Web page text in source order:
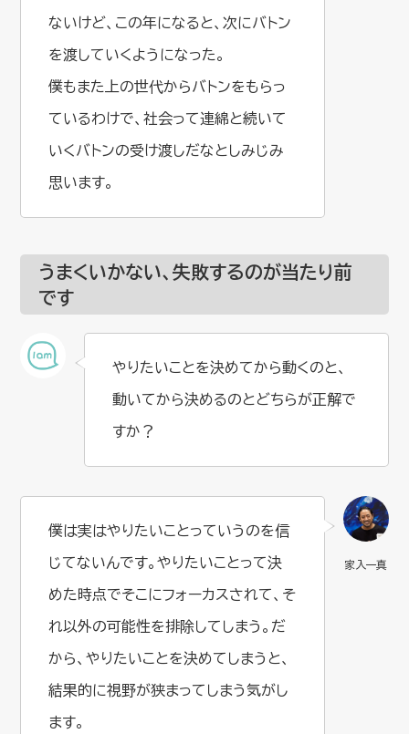
ないけど、この年になると、次にバトン
を渡していくようになった。
僕もまた上の世代からバトンをもらっ
ているわけで、社会って連綿と続いて
いくバトンの受け渡しだなとしみじみ
思います。
うまくいかない、失敗するのが当たり前
です
やりたいことを決めてから動くのと、
動いてから決めるのとどちらが正解で
すか？
僕は実はやりたいことっていうのを信
じてないんです。やりたいことって決
めた時点でそこにフォーカスされて、そ
れ以外の可能性を排除してしまう。だ
から、やりたいことを決めてしまうと、
結果的に視野が狭まってしまう気がし
ます。